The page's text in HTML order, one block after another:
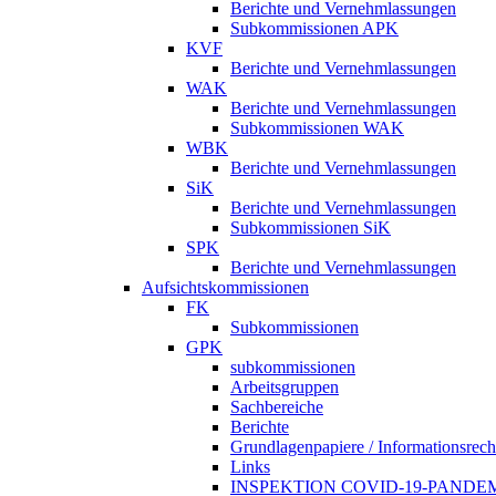
Berichte und Vernehmlassungen
Subkommissionen APK
KVF
Berichte und Vernehmlassungen
WAK
Berichte und Vernehmlassungen
Subkommissionen WAK
WBK
Berichte und Vernehmlassungen
SiK
Berichte und Vernehmlassungen
Subkommissionen SiK
SPK
Berichte und Vernehmlassungen
Aufsichtskommissionen
FK
Subkommissionen
GPK
subkommissionen
Arbeitsgruppen
Sachbereiche
Berichte
Grundlagenpapiere /
Links
INSPEKTION COVID-19-